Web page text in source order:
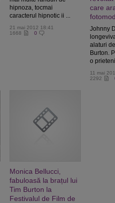
hipnoza, tocmai
caracterul hipnotic ii ...
21 mai 2012 18:41
1668
0
care
Johnny
alaturi
Burton.
o
11 mai
2292
Monica Bellucci,
fabuloasă la brațul lui
Tim Burton la
Festivalul de Film de